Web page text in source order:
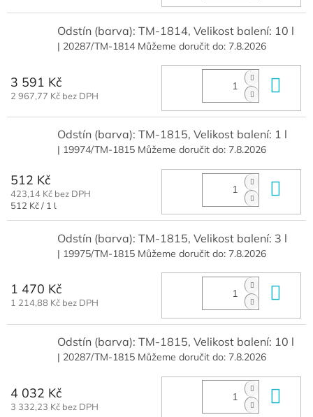
Odstín (barva): TM-1814, Velikost balení: 10 l
| 20287/TM-1814 Můžeme doručit do: 7.8.2026
3 591 Kč
2 967,77 Kč bez DPH
Odstín (barva): TM-1815, Velikost balení: 1 l
| 19974/TM-1815 Můžeme doručit do: 7.8.2026
512 Kč
423,14 Kč bez DPH
Měrná
512 Kč / 1 l
Odstín (barva): TM-1815, Velikost balení: 3 l
| 19975/TM-1815 Můžeme doručit do: 7.8.2026
1 470 Kč
1 214,88 Kč bez DPH
Odstín (barva): TM-1815, Velikost balení: 10 l
| 20287/TM-1815 Můžeme doručit do: 7.8.2026
4 032 Kč
3 332,23 Kč bez DPH